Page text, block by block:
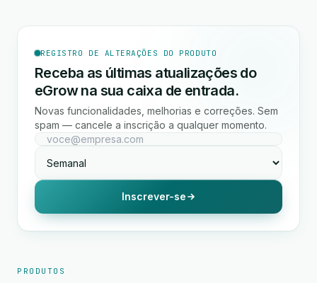
REGISTRO DE ALTERAÇÕES DO PRODUTO
Receba as últimas atualizações do
eGrow na sua caixa de entrada.
Novas funcionalidades, melhorias e correções. Sem
spam — cancele a inscrição a qualquer momento.
Inscrever-se
PRODUTOS